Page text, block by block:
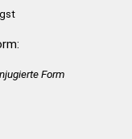
Form